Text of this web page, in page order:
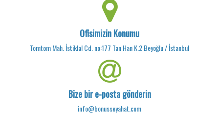
Ofisimizin Konumu
Tomtom Mah. İstiklal Cd. no:177 Tan Han K.2 Beyoğlu / İstanbul
Bize bir e-posta gönderin
info@bonusseyahat.com